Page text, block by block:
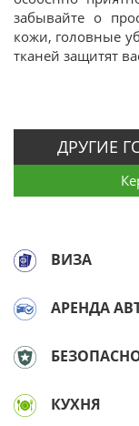
забывайте о
кожи, головные
тканей защитят
ДРУГИЕ
ВИЗА
АРЕНДА
КУХНЯ